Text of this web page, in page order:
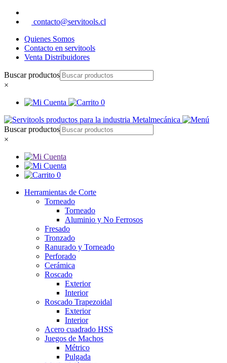
contacto@servitools.cl
Quienes Somos
Contacto en servitools
Venta Distribuidores
Buscar productos
×
0
Buscar productos
×
0
Herramientas de Corte
Torneado
Torneado
Aluminio y No Ferrosos
Fresado
Tronzado
Ranurado y Torneado
Perforado
Cerámica
Roscado
Exterior
Interior
Roscado Trapezoidal
Exterior
Interior
Acero cuadrado HSS
Juegos de Machos
Métrico
Pulgada